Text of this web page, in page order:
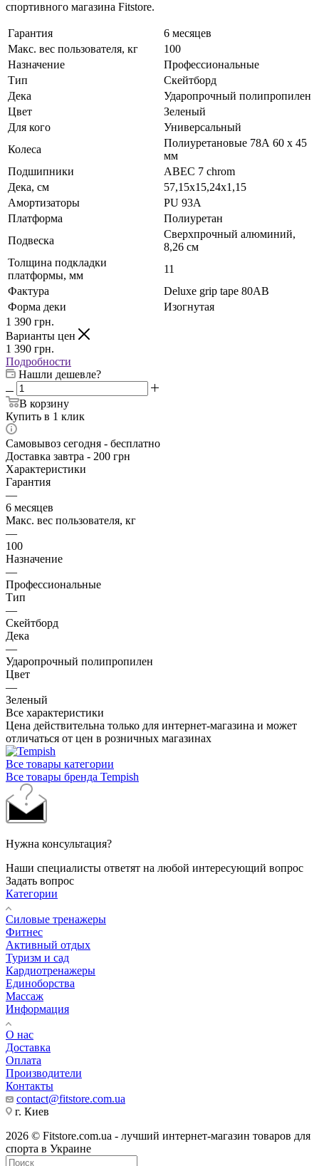
спортивного магазина Fitstore.
Гарантия
6 месяцев
Макс. вес пользователя, кг
100
Назначение
Профессиональные
Тип
Скейтборд
Дека
Ударопрочный полипропилен
Цвет
Зеленый
Для кого
Универсальный
Колеса
Полиуретановые 78А 60 х 45
мм
Подшипники
ABEC 7 chrom
Дека, см
57,15x15,24x1,15
Амортизаторы
PU 93А
Платформа
Полиуретан
Подвеска
Сверхпрочный алюминий,
8,26 см
Толщина подкладки
платформы, мм
11
Фактура
Deluxe grip tape 80АВ
Форма деки
Изогнутая
1 390 грн.
Варианты цен
1 390 грн.
Подробности
Нашли дешевле?
В корзину
Купить в 1 клик
Самовывоз сегодня - бесплатно
Доставка завтра - 200 грн
Характеристики
Гарантия
—
6 месяцев
Макс. вес пользователя, кг
—
100
Назначение
—
Профессиональные
Тип
—
Скейтборд
Дека
—
Ударопрочный полипропилен
Цвет
—
Зеленый
Все характеристики
Цена действительна только для интернет-магазина и может
отличаться от цен в розничных магазинах
Все товары категории
Все товары бренда Tempish
Нужна консультация?
Наши специалисты ответят на любой интересующий вопрос
Задать вопрос
Категории
Силовые тренажеры
Фитнес
Активный отдых
Туризм и сад
Кардиотренажеры
Единоборства
Массаж
Информация
О нас
Доставка
Оплата
Производители
Контакты
contact@fitstore.com.ua
г. Киев
2026 © Fitstore.com.ua - лучший интернет-магазин товаров для
спорта в Украине